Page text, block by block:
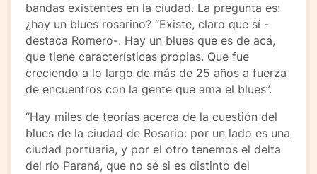
bandas existentes en la ciudad. La pregunta es:
¿hay un blues rosarino? “Existe, claro que sí -
destaca Romero-. Hay un blues que es de acá,
que tiene características propias. Que fue
creciendo a lo largo de más de 25 años a fuerza
de encuentros con la gente que ama el blues”.
“Hay miles de teorías acerca de la cuestión del
blues de la ciudad de Rosario: por un lado es una
ciudad portuaria, y por el otro tenemos el delta
del río Paraná, que no sé si es distinto del